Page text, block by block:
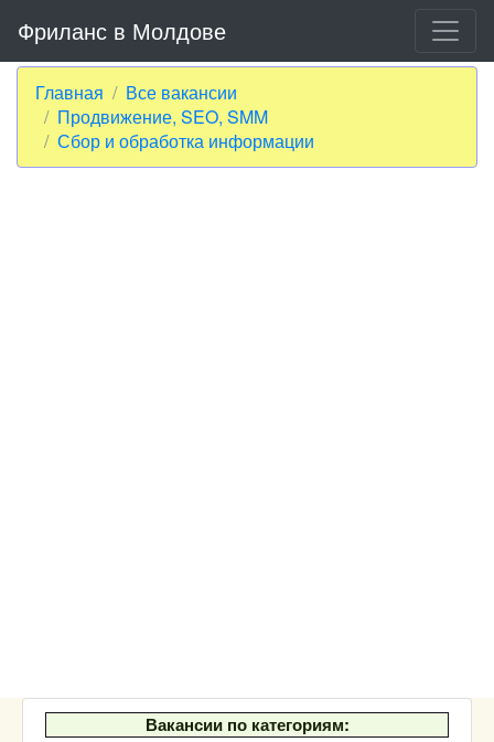
Фриланс в Молдове
Главная
Все вакансии
Продвижение, SEO, SMM
Сбор и обработка информации
Вакансии по категориям: